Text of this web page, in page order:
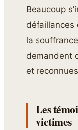
Beaucoup
défaillances
la
demandent
et
Les
victimes